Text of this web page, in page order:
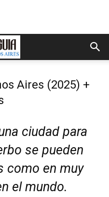
Aires (2025) +
ciudad para
se pueden
como en muy
el mundo.